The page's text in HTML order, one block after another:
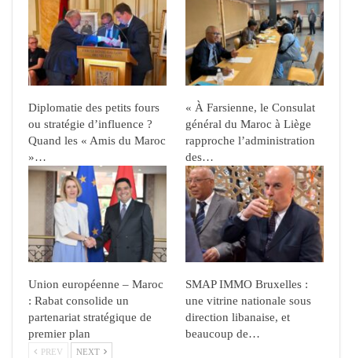
Diplomatie des petits fours
ou stratégie d’influence ?
Quand les « Amis du Maroc
»…
« À Farsienne, le Consulat
général du Maroc à Liège
rapproche l’administration
des…
Union européenne – Maroc
: Rabat consolide un
partenariat stratégique de
premier plan
SMAP IMMO Bruxelles :
une vitrine nationale sous
direction libanaise, et
beaucoup de…
PREV NEXT